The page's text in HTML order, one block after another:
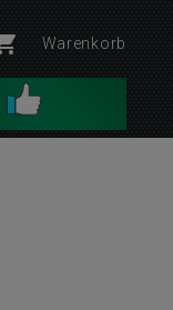
Warenkorb